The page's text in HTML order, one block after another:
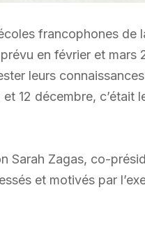
francophones de
en février et mars
leurs
12 décembre, c’était
Sarah Zagas, co-
et motivés par